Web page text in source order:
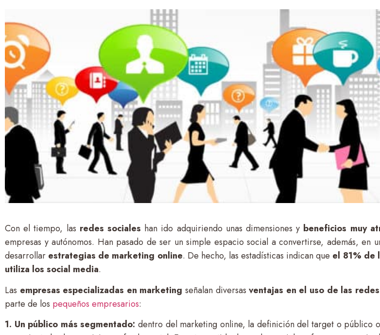
Con el tiempo, las redes sociales han ido adquiriendo unas dimensiones y beneficios muy
empresas y autónomos. Han pasado de ser un simple espacio social a convertirse, además, en
desarrollar estrategias de marketing online. De hecho, las estadísticas indican que el 81% de
utiliza los social media.
Las empresas especializadas en marketing señalan diversasventajas en el uso de las
parte de los pequeños empresarios:
1. Un público más segmentado: dentro del marketing online, la definición del target o público